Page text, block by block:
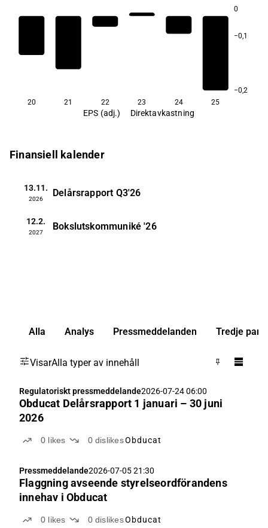
0
−0,1
−0,2
20
21 22 23 24 25
EPS (adj.) Direktavkastning
Finansiell kalender
13.11.
2026
Delårsrapport Q3'26
12.2.
2027
Bokslutskommuniké '26
Alla Analys Pressmeddelanden Tredje part
VisarAlla typer av innehåll
Regulatoriskt pressmeddelande2026-07-24 06:00
Obducat Delårsrapport 1 januari – 30 juni
2026
0 likes 0 dislikesObducat
Pressmeddelande2026-07-05 21:30
Flaggning avseende styrelseordförandens
innehav i Obducat
0 likes 0 dislikesObducat